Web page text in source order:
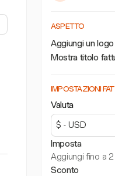
ASPETTO
Aggiungi un logo
Mostra titolo
IMPOSTAZIONI
Valuta
Imposta
Aggiungi fino a
Sconto